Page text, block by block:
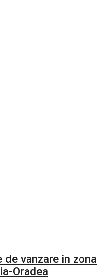
de vanzare in zona
Oradea